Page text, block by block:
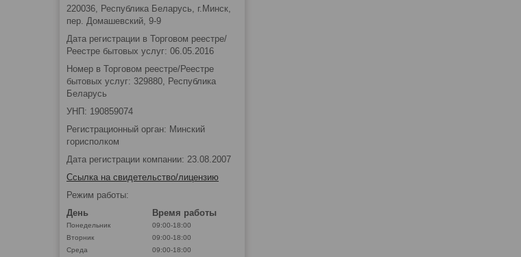
220036, Республика Беларусь, г.Минск,
пер. Домашевский, 9-9
Дата регистрации в Торговом реестре/
Реестре бытовых услуг: 06.05.2016
Номер в Торговом реестре/Реестре
бытовых услуг: 329880, Республика
Беларусь
УНП: 190859074
Регистрационный орган: Минский
горисполком
Дата регистрации компании: 23.08.2007
Ссылка на свидетельство/лицензию
Режим работы:
День
Время работы
Понедельник
09:00-18:00
Вторник
09:00-18:00
Среда
09:00-18:00